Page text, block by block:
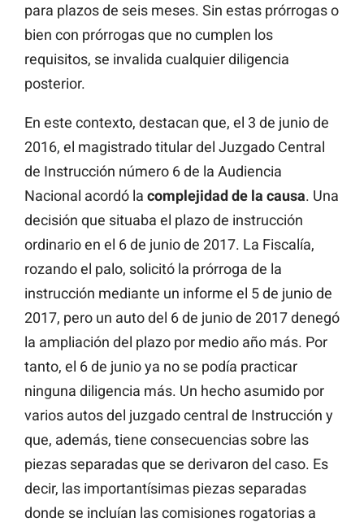
para plazos de seis meses. Sin estas prórrogas o
bien con prórrogas que no cumplen los
requisitos, se invalida cualquier diligencia
posterior.
En este contexto, destacan que, el 3 de junio de
2016, el magistrado titular del Juzgado Central
de Instrucción número 6 de la Audiencia
Nacional acordó la complejidad de la causa. Una
decisión que situaba el plazo de instrucción
ordinario en el 6 de junio de 2017. La Fiscalía,
rozando el palo, solicitó la prórroga de la
instrucción mediante un informe el 5 de junio de
2017, pero un auto del 6 de junio de 2017 denegó
la ampliación del plazo por medio año más. Por
tanto, el 6 de junio ya no se podía practicar
ninguna diligencia más. Un hecho asumido por
varios autos del juzgado central de Instrucción y
que, además, tiene consecuencias sobre las
piezas separadas que se derivaron del caso. Es
decir, las importantísimas piezas separadas
donde se incluían las comisiones rogatorias a